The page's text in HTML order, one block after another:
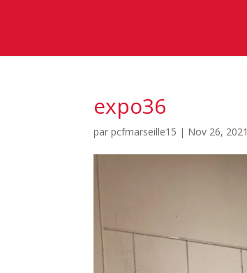
expo36
parpcfmarseille15 | Nov 26, 2021